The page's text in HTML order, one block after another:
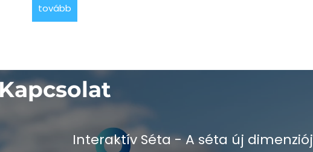
tovább
Interaktív Séta - A séta új